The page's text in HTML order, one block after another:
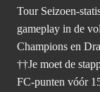
Tour Seizoen-
gameplay in de
Champions en
††Je moet de
FC-punten vóór